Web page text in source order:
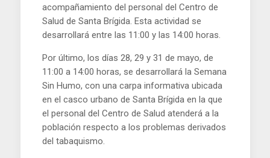
acompañamiento del personal del Centro de
Salud de Santa Brígida. Esta actividad se
desarrollará entre las 11:00 y las 14:00 horas.
Por último, los días 28, 29 y 31 de mayo, de
11:00 a 14:00 horas, se desarrollará la Semana
Sin Humo, con una carpa informativa ubicada
en el casco urbano de Santa Brígida en la que
el personal del Centro de Salud atenderá a la
población respecto a los problemas derivados
del tabaquismo.